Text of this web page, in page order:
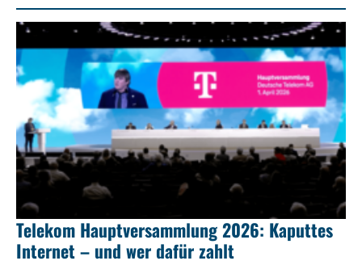
Telekom Hauptversammlung 2026: Kaputtes
Internet – und wer dafür zahlt